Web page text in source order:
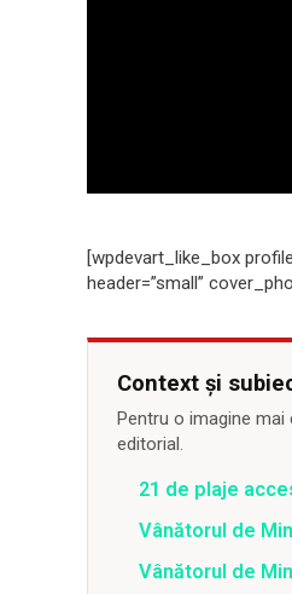
[wpdevart_like_box
header=”small”
Context și
Pentru o imagine
editorial.
21 de plaje
Vânătorul de
Vânătorul de